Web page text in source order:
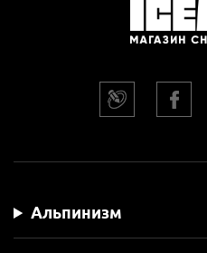
Альпинизм